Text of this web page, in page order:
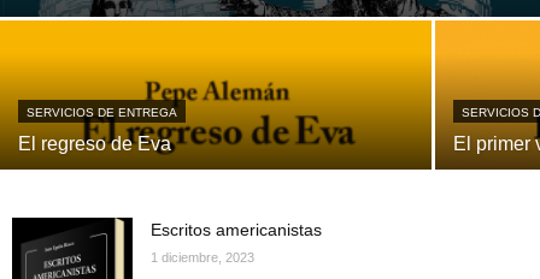
SERVICIOS DE ENTREGA
El regreso de Eva
SERVICIOS
El primer
Escritos americanistas
1 diciembre, 2023